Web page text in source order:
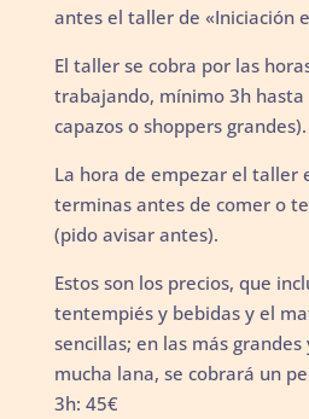
antes el taller de «Iniciación
El taller se cobra por las
trabajando, mínimo 3h
capazos o shoppers grandes).
La hora de empezar el taller
terminas antes de comer o
(pido avisar antes).
Estos son los precios, que
tentempiés y bebidas y el
sencillas; en las más
mucha lana, se cobrará un
3h: 45€